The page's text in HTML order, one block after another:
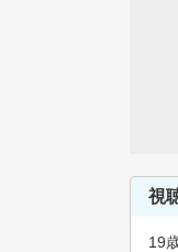
視
19